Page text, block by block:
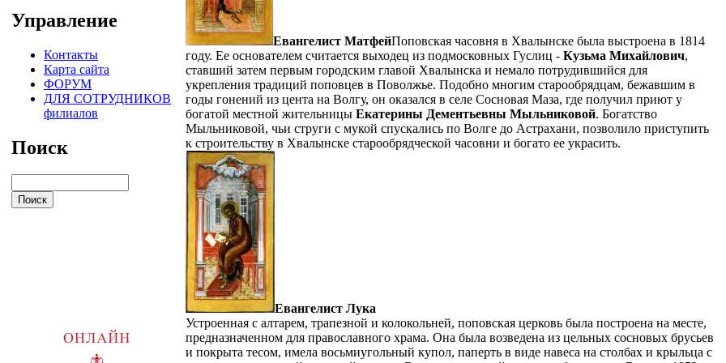
Управление
Контакты
Карта сайта
ФОРУМ
ДЛЯ СОТРУДНИКОВ
филиалов
Поиск
Евангелист МатфейПоповская часовня в Хвалынске была выстроена в 1814
году. Ее основателем считается выходец из подмосковных Гуслиц - Кузьма Михайлович,
ставший затем первым городским главой Хвалынска и немало потрудившийся для
укрепления традиций поповцев в Поволжье. Подобно многим старообрядцам, бежавшим в
годы гонений из цента на Волгу, он оказался в селе Сосновая Маза, где получил приют у
богатой местной жительницы Екатерины Дементьевны Мыльниковой. Богатство
Мыльниковой, чьи струги с мукой спускались по Волге до Астрахани, позволило приступить
к строительству в Хвалынске старообрядческой часовни и богато ее украсить.
Евангелист Лука
Устроенная с алтарем, трапезной и колокольней, поповская церковь была построена на месте,
предназначенном для православного храма. Она была возведена из цельных сосновых брусьев
и покрыта тесом, имела восьмиугольный купол, паперть в виде навеса на столбах и крыльца с